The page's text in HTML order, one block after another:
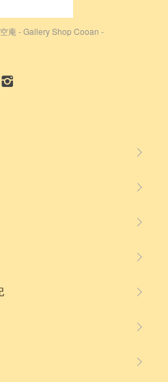
庵 - Gallery Shop Cooan -